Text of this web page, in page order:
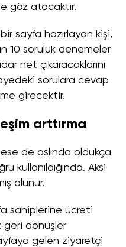
göz atacaktır.
sayfa hazırlayan kişi,
10 soruluk denemeler
net çıkaracaklarını
sorulara cevap
girecektir.
arttırma
de aslında oldukça
kullanıldığında. Aksi
olunur.
sahiplerine ücreti
geri dönüşler
gelen ziyaretçi